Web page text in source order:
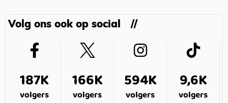
Volg ons ook op social
187K
volgers
166K
volgers
594K
volgers
9,6K
volgers